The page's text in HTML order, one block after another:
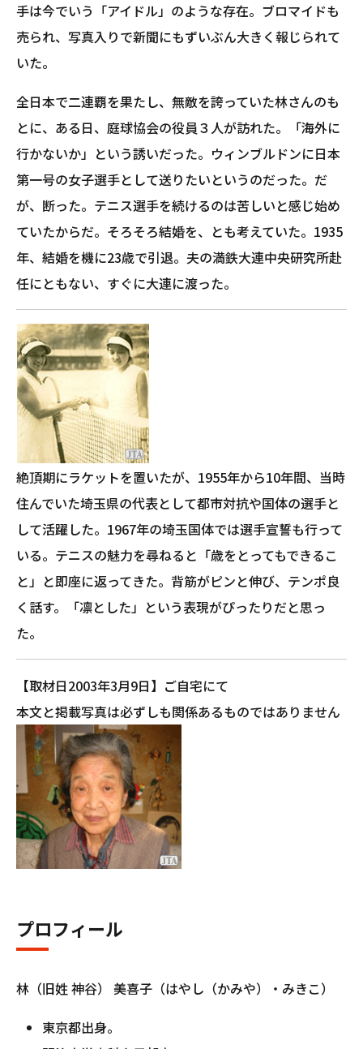
手は今でいう「アイドル」のような存在。ブロマイドも
売られ、写真入りで新聞にもずいぶん大きく報じられて
いた。
全日本で二連覇を果たし、無敵を誇っていた林さんのも
とに、ある日、庭球協会の役員３人が訪れた。「海外に
行かないか」という誘いだった。ウィンブルドンに日本
第一号の女子選手として送りたいというのだった。だ
が、断った。テニス選手を続けるのは苦しいと感じ始め
ていたからだ。そろそろ結婚を、とも考えていた。1935
年、結婚を機に23歳で引退。夫の満鉄大連中央研究所赴
任にともない、すぐに大連に渡った。
絶頂期にラケットを置いたが、1955年から10年間、当時
住んでいた埼玉県の代表として都市対抗や国体の選手と
して活躍した。1967年の埼玉国体では選手宣誓も行って
いる。テニスの魅力を尋ねると「歳をとってもできるこ
と」と即座に返ってきた。背筋がピンと伸び、テンポ良
く話す。「凛とした」という表現がぴったりだと思っ
た。
【取材日2003年3月9日】ご自宅にて
本文と掲載写真は必ずしも関係あるものではありません
プロフィール
林（旧姓 神谷） 美喜子（はやし（かみや）・みきこ）
東京都出身。